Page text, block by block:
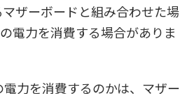
ザーボードと組み合わせた場
電力を消費する場合がありま
力を消費するのかは、マザー